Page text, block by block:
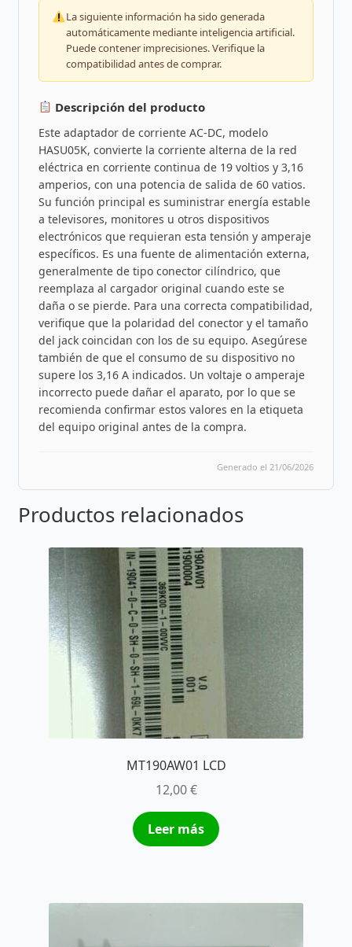
La siguiente información ha sido generada
automáticamente mediante inteligencia artificial.
Puede contener imprecisiones. Verifique la
compatibilidad antes de comprar.
Descripción del producto
Este adaptador de corriente AC-DC, modelo
HASU05K, convierte la corriente alterna de la red
eléctrica en corriente continua de 19 voltios y 3,16
amperios, con una potencia de salida de 60 vatios.
Su función principal es suministrar energía estable
a televisores, monitores u otros dispositivos
electrónicos que requieran esta tensión y amperaje
específicos. Es una fuente de alimentación externa,
generalmente de tipo conector cilíndrico, que
reemplaza al cargador original cuando este se
daña o se pierde. Para una correcta compatibilidad,
verifique que la polaridad del conector y el tamaño
del jack coincidan con los de su equipo. Asegúrese
también de que el consumo de su dispositivo no
supere los 3,16 A indicados. Un voltaje o amperaje
incorrecto puede dañar el aparato, por lo que se
recomienda confirmar estos valores en la etiqueta
del equipo original antes de la compra.
Generado el 21/06/2026
Productos relacionados
MT190AW01 LCD
12,00€
Leer más